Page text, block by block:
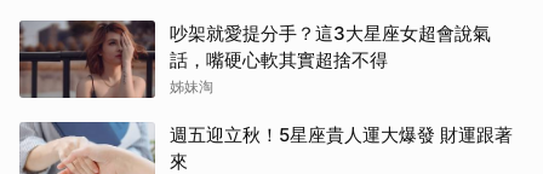
吵架就愛提分手？這3大星座女超會說氣
話，嘴硬心軟其實超捨不得
姊妹淘
週五迎立秋！5星座貴人運大爆發 財運跟著
來